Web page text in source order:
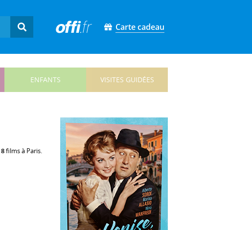
Carte cadeau
ENFANTS VISITES GUIDÉES
8films à Paris.